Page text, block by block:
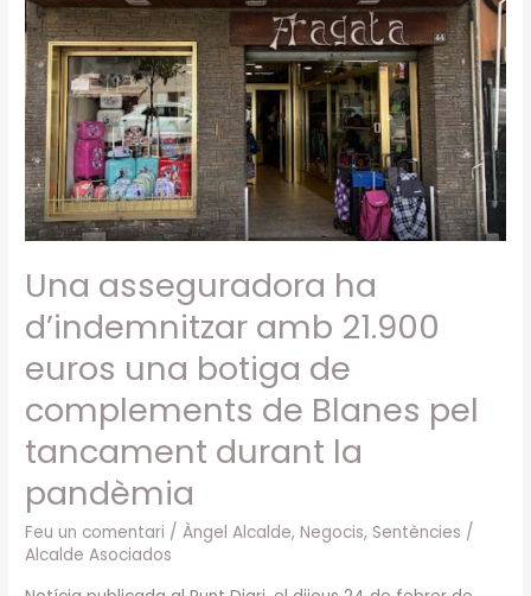
Una asseguradora ha
d’indemnitzar amb 21.900
euros una botiga de
complements de Blanes pel
tancament durant la
pandèmia
Feu un comentari /Àngel Alcalde,Negocis, Sentències /
Alcalde Asociados
asseguradora
ha
d’indemnitzar
amb
21.900
euros
una
botiga
complements
de
Blanes
pel
tancament
la
pandèmia